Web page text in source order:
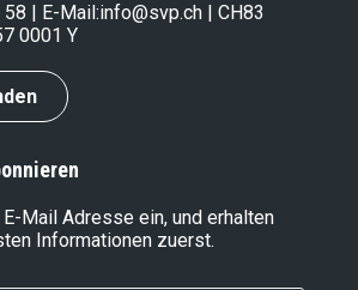
58 | E-Mail:info@svp.ch | CH83
0001 Y
Mail Adresse ein, und erhalten
Informationen zuerst.